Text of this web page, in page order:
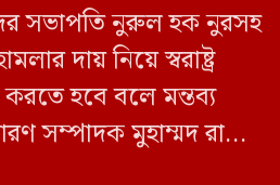
সভাপতি নুরুল হক নুরসহ
দায় নিয়ে স্বরাষ্ট্র
হবে বলে মন্তব্য
সম্পাদক মুহাম্মদ রাশেদ